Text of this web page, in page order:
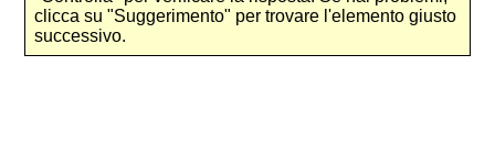
clicca su "Suggerimento" per trovare l'elemento giusto
successivo.